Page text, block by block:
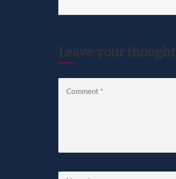
Leave your thought